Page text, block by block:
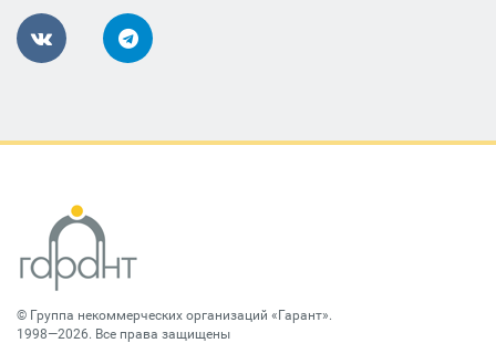
© Группа некоммерческих организаций «Гарант».
1998—2026. Все права защищены